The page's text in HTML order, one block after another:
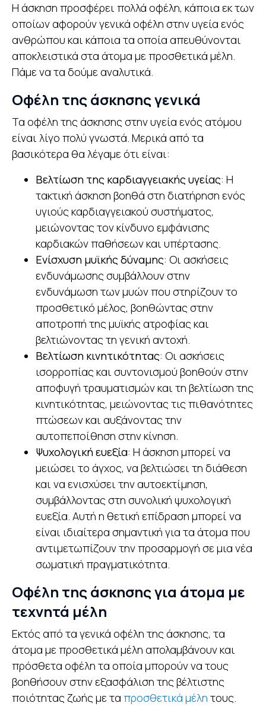
Η άσκηση προσφέρει πολλά οφέλη, κάποια εκ των
οποίων αφορούν γενικά οφέλη στην υγεία ενός
ανθρώπου και κάποια τα οποία απευθύνονται
αποκλειστικά στα άτομα με προσθετικά μέλη.
Πάμε να τα δούμε αναλυτικά.
Οφέλη της άσκησης γενικά
Τα οφέλη της άσκησης στην υγεία ενός ατόμου
είναι λίγο πολύ γνωστά. Μερικά από τα
βασικότερα θα λέγαμε ότι είναι:
Βελτίωση της καρδιαγγειακής υγείας: Η
τακτική άσκηση βοηθά στη διατήρηση ενός
υγιούς καρδιαγγειακού συστήματος,
μειώνοντας τον κίνδυνο εμφάνισης
καρδιακών παθήσεων και υπέρτασης.
Ενίσχυση μυϊκής δύναμης: Οι ασκήσεις
ενδυνάμωσης συμβάλλουν στην
ενδυνάμωση των μυών που στηρίζουν το
προσθετικό μέλος, βοηθώντας στην
αποτροπή της μυϊκής ατροφίας και
βελτιώνοντας τη γενική αντοχή.
Βελτίωση κινητικότητας: Οι ασκήσεις
ισορροπίας και συντονισμού βοηθούν στην
αποφυγή τραυματισμών και τη βελτίωση της
κινητικότητας, μειώνοντας τις πιθανότητες
πτώσεων και αυξάνοντας την
αυτοπεποίθηση στην κίνηση.
Ψυχολογική ευεξία: Η άσκηση μπορεί να
μειώσει το άγχος, να βελτιώσει τη διάθεση
και να ενισχύσει την αυτοεκτίμηση,
συμβάλλοντας στη συνολική ψυχολογική
ευεξία. Αυτή η θετική επίδραση μπορεί να
είναι ιδιαίτερα σημαντική για τα άτομα που
αντιμετωπίζουν την προσαρμογή σε μια νέα
σωματική πραγματικότητα.
Οφέλη της άσκησης για άτομα με
τεχνητά μέλη
Εκτός από τα γενικά οφέλη της άσκησης, τα
άτομα με προσθετικά μέλη απολαμβάνουν και
πρόσθετα οφέλη τα οποία μπορούν να τους
βοηθήσουν στην εξασφάλιση της βέλτιστης
ποιότητας ζωής με τα προσθετικά μέλη τους.